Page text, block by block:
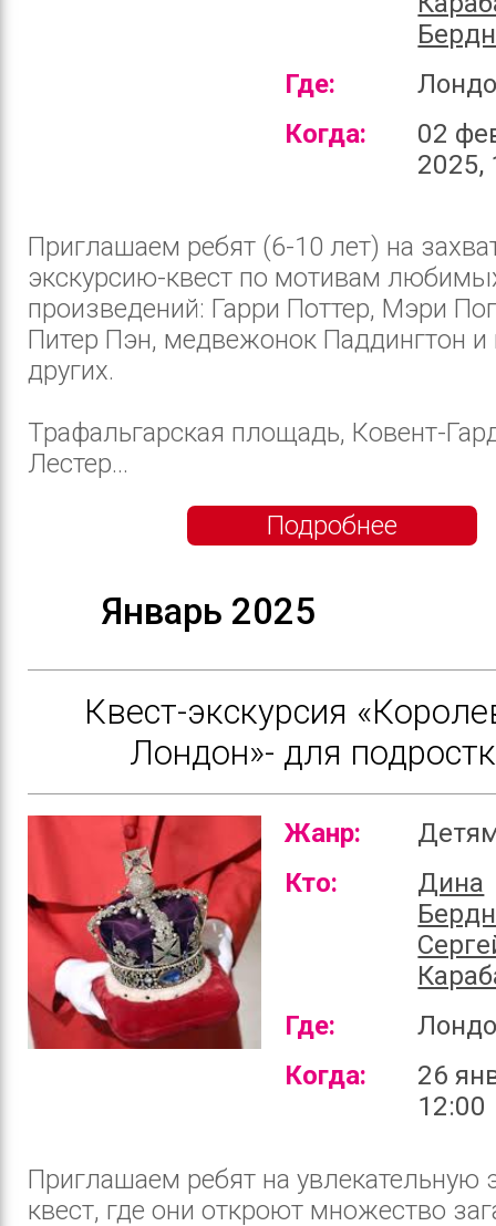
Где:
Когда:
02
2025,
Приглашаем ребят (6-10 лет) на
экскурсию-квест по мотивам
произведений: Гарри Поттер, Мэри
Питер Пэн, медвежонок Паддингтон и
других.
Трафальгарская площадь, Ковент-
Лестер...
Подробнее
Январь 2025
Квест-экскурсия
Лондон»- для
Жанр:
Кто:
Дина
Где:
Когда:
26
12:00
Приглашаем ребят на увлекательную
квест, где они откроют множество